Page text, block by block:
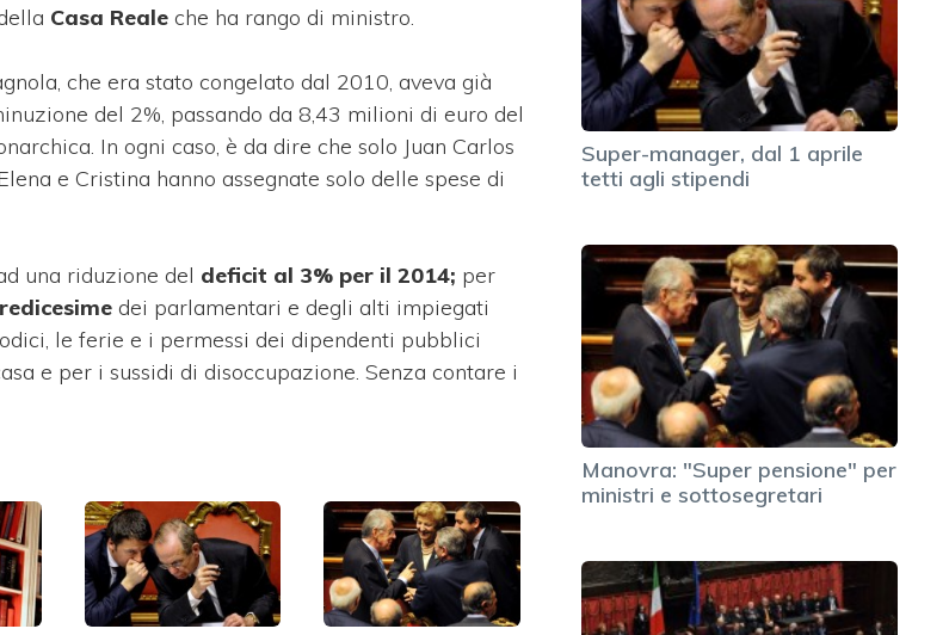
Casa Reale che ha rango di ministro.
che era stato congelato dal 2010, aveva già
del 2%, passando da 8,43 milioni di euro del
In ogni caso, è da dire che solo Juan Carlos
e Cristina hanno assegnate solo delle spese di
una riduzione del deficit al 3% per il 2014; per
dei parlamentari e degli alti impiegati
le ferie e i permessi dei dipendenti pubblici
e per i sussidi di disoccupazione. Senza contare i
Super-manager, dal 1 aprile
tetti agli stipendi
Manovra: "Super pensione" per
ministri e sottosegretari